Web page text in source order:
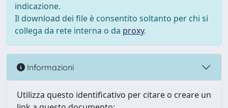
indicazione.
Il download dei file è consentito soltanto per chi si
collega da rete interna o da proxy.
Informazioni
Utilizza questo identificativo per citare o creare un